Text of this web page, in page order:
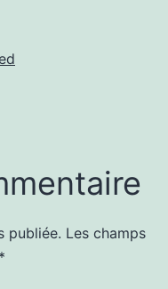
publiée. Les champs
*